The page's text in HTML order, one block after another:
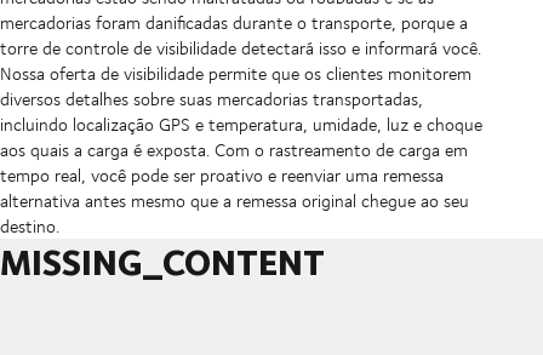
mercadorias foram danificadas durante o transporte, porque a
torre de controle de visibilidade detectará isso e informará você.
Nossa oferta de visibilidade permite que os clientes monitorem
diversos detalhes sobre suas mercadorias transportadas,
incluindo localização GPS e temperatura, umidade, luz e choque
aos quais a carga é exposta. Com o rastreamento de carga em
tempo real, você pode ser proativo e reenviar uma remessa
alternativa antes mesmo que a remessa original chegue ao seu
destino.
MISSING_CONTENT